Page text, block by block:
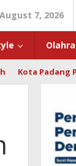
7, 2026
Kota Padang